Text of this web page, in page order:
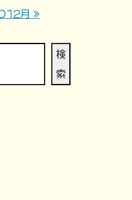
12月 »
検
索